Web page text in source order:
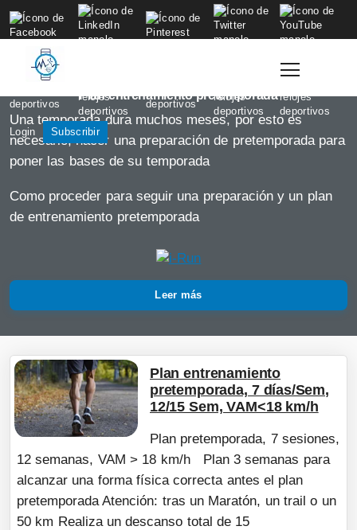
to
content
Login Subscribir
Plan entrenamiento pretemporada
Una temporada dura muchos meses, por esto es
necesario, hacer una preparación de pretemporada para
poner las bases de su temporada
Como proceder para seguir una preparación y un plan
de entrenamiento pretemporada
Leer más
Plan entrenamiento
pretemporada, 7 días/Sem,
12/15 Sem, VAM<18 km/h
Plan pretemporada, 7 sesiones,
12 semanas, VAM > 18 km/h Plan 3 semanas para
alcanzar una forma física correcta antes el plan
pretemporada Atención: tras un Maratón, un trail o un
50 km Realiza un descanso total de 15